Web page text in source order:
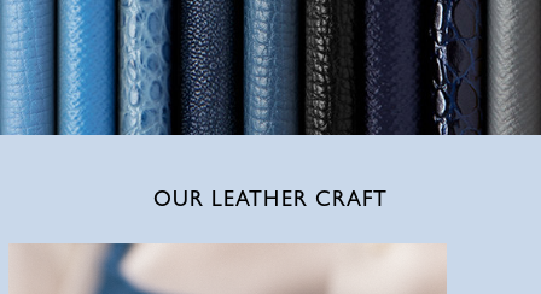
OUR LEATHER CRAFT